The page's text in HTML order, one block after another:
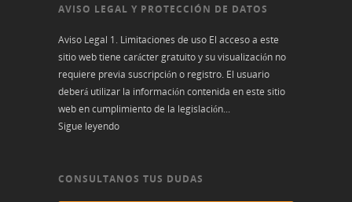
AVISO LEGAL Y PROTECCIÓN DE DATOS
Aviso Legal 1. Limitaciones de uso El acceso a este
sitio web tiene carácter gratuito y su visualización no
requiere previa suscripción o registro. El usuario
deberá utilizar la información contenida en este sitio
web en cumplimiento de la legislación...
Sigue leyendo
CONSULTANOS TUS DUDAS